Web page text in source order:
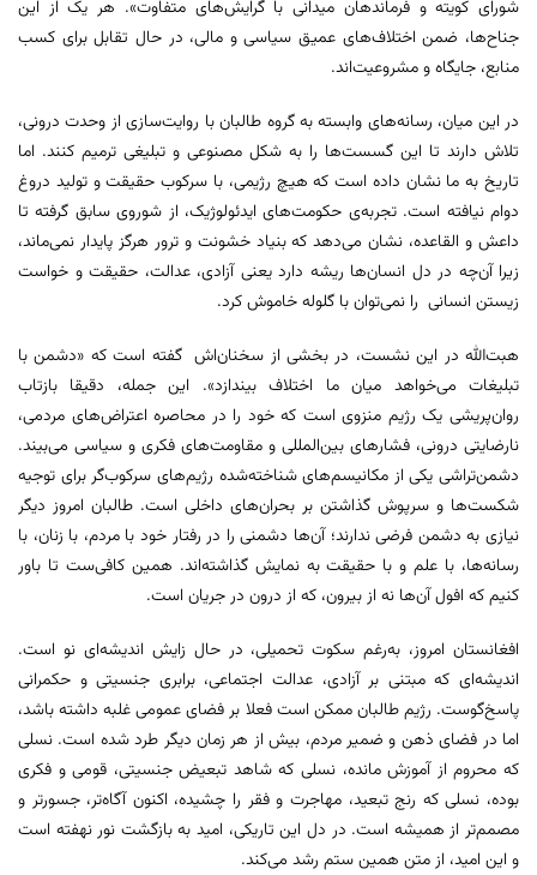
شورای کویته و فرماندهان میدانی با گرایش‌های متفاوت». هر یک از این
جناح‌ها، ضمن اختلاف‌های عمیق سیاسی و مالی، در حال تقابل برای کسب
منابع، جایگاه و مشروعیت‌اند.
در این میان، رسانه‌های وابسته به گروه طالبان با روایت‌سازی از وحدت درونی،
تلاش دارند تا این گسست‌ها را به شکل مصنوعی و تبلیغی ترمیم کنند. اما
تاریخ به ما نشان داده است که هیچ رژیمی، با سرکوب حقیقت و تولید دروغ
دوام نیافته است. تجربه‌ی حکومت‌های ایدئولوژیک، از شوروی سابق گرفته تا
داعش و القاعده، نشان می‌دهد که بنیاد خشونت و ترور هرگز پایدار نمی‌ماند،
زیرا آن‌چه در دل انسان‌ها ریشه دارد یعنی آزادی، عدالت، حقیقت و خواست
زیستن انسانی را نمی‌توان با گلوله خاموش کرد.
هبت‌الله در این نشست، در بخشی از سخنان‌اش گفته است که «دشمن با
تبلیغات می‌خواهد میان ما اختلاف بیندازد». این جمله، دقیقا بازتاب
روان‌پریشی یک رژیم منزوی است که خود را در محاصره اعتراض‌های مردمی،
نارضایتی درونی، فشارهای بین‌المللی و مقاومت‌های فکری و سیاسی می‌بیند.
دشمن‌تراشی یکی از مکانیسم‌های شناخته‌شده رژیم‌های سرکوب‌گر برای توجیه
شکست‌ها و سرپوش گذاشتن بر بحران‌های داخلی است. طالبان امروز دیگر
نیازی به دشمن فرضی ندارند؛ آن‌ها دشمنی را در رفتار خود با مردم، با زنان، با
رسانه‌ها، با علم و با حقیقت به نمایش گذاشته‌اند. همین کافی‌ست تا باور
کنیم که افول آن‌ها نه از بیرون، که از درون در جریان است.
افغانستان امروز، به‌رغم سکوت تحمیلی، در حال زایش اندیشه‌ای نو است.
اندیشه‌ای که مبتنی بر آزادی، عدالت اجتماعی، برابری جنسیتی و حکمرانی
پاسخ‌گوست. رژیم طالبان ممکن است فعلا بر فضای عمومی غلبه داشته باشد،
اما در فضای ذهن و ضمیر مردم، بیش از هر زمان دیگر طرد شده است. نسلی
که محروم از آموزش مانده، نسلی که شاهد تبعیض جنسیتی، قومی و فکری
بوده، نسلی که رنج تبعید، مهاجرت و فقر را چشیده، اکنون آگاه‌تر، جسورتر و
مصمم‌تر از همیشه است. در دل این تاریکی، امید به بازگشت نور نهفته است
و این امید، از متن همین ستم رشد می‌کند.